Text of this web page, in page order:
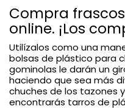
Compra
online. ¡Los
Utilízalos como una
bolsas de plástico para
gominolas le darán un
haciendo que sea más
chuches de los tazones
encontrarás tarros de